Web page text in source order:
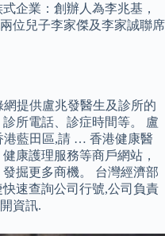
企業：創辦人為李兆基，
位兒子李家傑及李家誠聯席
網提供盧兆發醫生及診所的
所電話、診症時間等。 盧
港藍田區,請 … 香港健康醫
康護理服務等商戶網站，
掘更多商機。 台灣經濟部
速查詢公司行號,公司負責
資訊.